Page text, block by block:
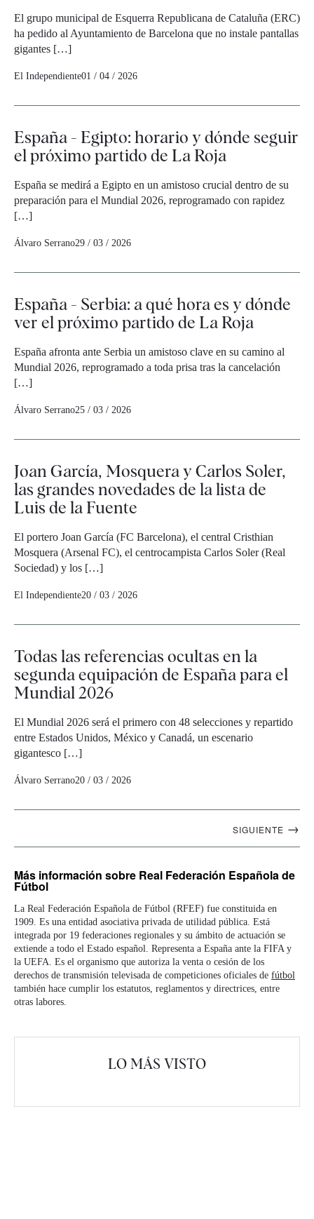
El grupo municipal de Esquerra Republicana de Cataluña (ERC)
ha pedido al Ayuntamiento de Barcelona que no instale pantallas
gigantes […]
El Independiente01 / 04 / 2026
España - Egipto: horario y dónde seguir
el próximo partido de La Roja
España se medirá a Egipto en un amistoso crucial dentro de su
preparación para el Mundial 2026, reprogramado con rapidez
[…]
Álvaro Serrano29 / 03 / 2026
España - Serbia: a qué hora es y dónde
ver el próximo partido de La Roja
España afronta ante Serbia un amistoso clave en su camino al
Mundial 2026, reprogramado a toda prisa tras la cancelación
[…]
Álvaro Serrano25 / 03 / 2026
Joan García, Mosquera y Carlos Soler,
las grandes novedades de la lista de
Luis de la Fuente
El portero Joan García (FC Barcelona), el central Cristhian
Mosquera (Arsenal FC), el centrocampista Carlos Soler (Real
Sociedad) y los […]
El Independiente20 / 03 / 2026
Todas las referencias ocultas en la
segunda equipación de España para el
Mundial 2026
El Mundial 2026 será el primero con 48 selecciones y repartido
entre Estados Unidos, México y Canadá, un escenario
gigantesco […]
Álvaro Serrano20 / 03 / 2026
SIGUIENTE →
Más información sobre Real Federación Española de
Fútbol
La Real Federación Española de Fútbol (RFEF) fue constituida en
1909. Es una entidad asociativa privada de utilidad pública. Está
integrada por 19 federaciones regionales y su ámbito de actuación se
extiende a todo el Estado español. Representa a España ante la FIFA y
la UEFA. Es el organismo que autoriza la venta o cesión de los
derechos de transmisión televisada de competiciones oficiales de fútbol
también hace cumplir los estatutos, reglamentos y directrices, entre
otras labores.
LO MÁS VISTO